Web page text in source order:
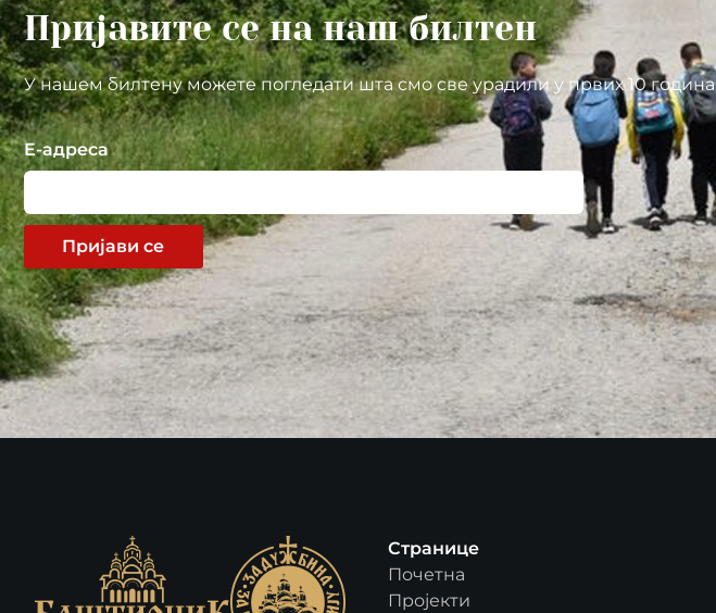
Пријавите се на наш билтен
У нашем билтену можете погледати шта смо све урадили у првих 10 година
Е-адреса
Пријави се
Странице
Почетна
Пројекти